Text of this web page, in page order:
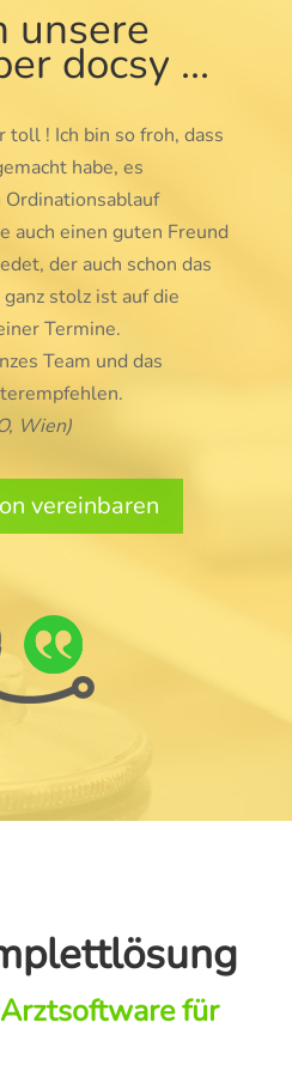
unsere
docsy …
toll ! Ich bin so froh, dass
habe, es
auch einen guten Freund
der auch schon das
stolz ist auf die
Termine.
Team und das
Wien)
vereinbaren
für